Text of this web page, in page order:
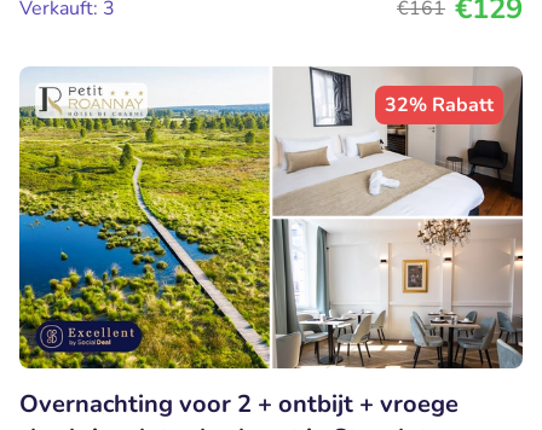
Verkauft: 3
€161 €129
32% Rabatt
Overnachting voor 2 + ontbijt + vroege